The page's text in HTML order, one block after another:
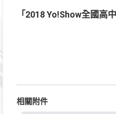
「2018 Yo!Show全國高
相關附件